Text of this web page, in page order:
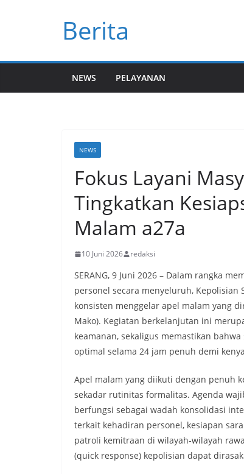
Berita
NEWS PELAYANAN
NEWS
Fokus Layani
Tingkatkan
Malam a27a
10 Juni 2026 redaksi
SERANG, 9 Juni 2026 – Dalam rangka
personel secara menyeluruh, Kepolisian
konsisten menggelar apel malam yang
Mako). Kegiatan berkelanjutan ini
keamanan, sekaligus memastikan
optimal selama 24 jam penuh demi
​Apel malam yang diikuti dengan penuh
sekadar rutinitas formalitas. Agenda
berfungsi sebagai wadah konsolidasi
terkait kehadiran personel, kesiapan
patroli kemitraan di wilayah-wilayah
(quick response) kepolisian dapat